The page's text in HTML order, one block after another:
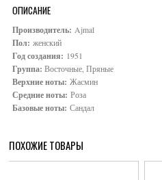
ОПИСАНИЕ
Производитель: Ajmal
Пол: женский
Год создания: 1951
Группа: Восточные, Пряные
Верхние ноты: Жасмин
Средние ноты: Роза
Базовые ноты: Сандал
ПОХОЖИЕ ТОВАРЫ